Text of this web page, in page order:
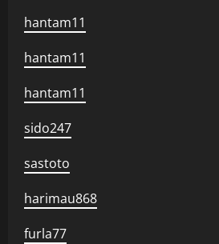
hantam11
hantam11
hantam11
sido247
sastoto
harimau868
furla77